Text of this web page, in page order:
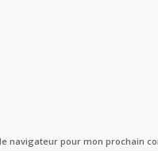
navigateur pour mon prochain